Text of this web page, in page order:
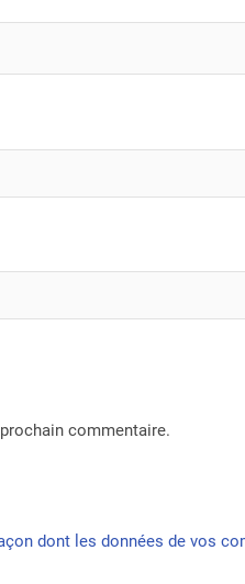
commentaire.
dont les données de vos